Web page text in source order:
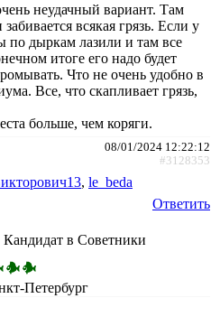
неудачный вариант. Там
всякая грязь. Если у
по дыркам лазили и там все
итоге его надо будет
Что не очень удобно в
Все, что скапливает грязь,
больше, чем коряги.
08/01/2024 12:22:12
#3128353
, le_beda
Ответить
в Советники
Петербург